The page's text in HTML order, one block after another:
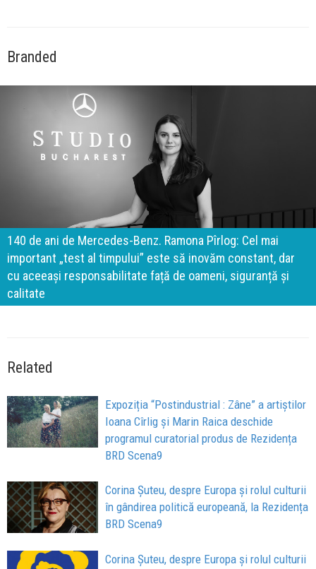
Branded
140 de ani de Mercedes-Benz. Ramona Pîrlog: Cel mai
important „test al timpului” este să inovăm constant, dar
cu aceeași responsabilitate față de oameni, siguranță și
calitate
Related
Expoziția “Postindustrial : Zâne” a artiștilor
Ioana Cîrlig și Marin Raica deschide
programul curatorial produs de Rezidența
BRD Scena9
Corina Șuteu, despre Europa și rolul culturii
în gândirea politică europeană, la Rezidența
BRD Scena9
Corina Șuteu, despre Europa și rolul culturii